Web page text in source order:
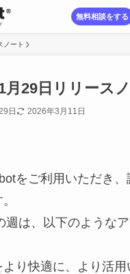
無料相談をする
ノート
月29日リリース
日 2026年3月11日
をご利用いただき、
週は、以下のような
り快適に、より活用